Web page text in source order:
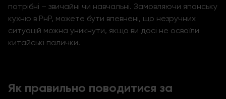
потрібні – звичайні чи навчальні. Замовляючи японську
кухню в РнР, можете бути впевнені, що незручних
ситуацій можна уникнути, якщо ви досі не освоїли
китайські палички.
Як правильно поводитися за